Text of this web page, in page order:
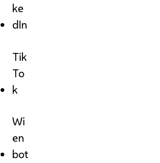
ke
dIn
Tik
To
k
Wi
en
bot